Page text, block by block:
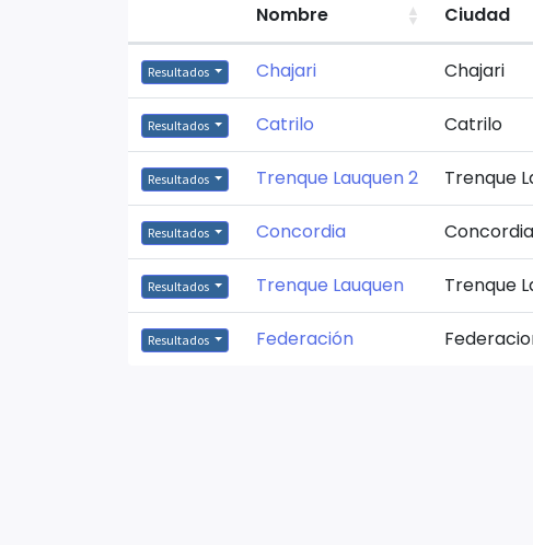
Nombre Ciudad
Resultados Chajari Chajari
Resultados Catrilo Catrilo
Resultados Trenque Lauquen 2 Trenque
Resultados Concordia Concordia
Resultados Trenque Lauquen Trenque
Resultados Federación